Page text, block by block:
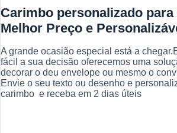
-
O
mais
Carimbo personalizado
Melhor Preço e
A grande ocasião especial está a
fácil a sua decisão oferecemos uma
decorar o deu envelope ou mesmo o
Envie o seu texto ou desenho e
carimbo e receba em 2 dias úteis